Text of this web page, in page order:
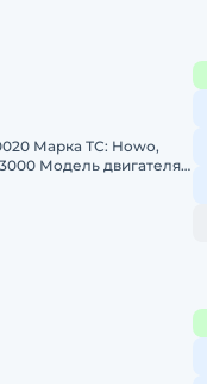
Марка ТС: Howo,
Модель двигателя: